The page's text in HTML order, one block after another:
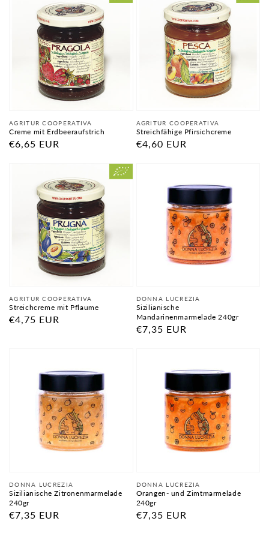
Anbieter:
AGRITUR COOPERATIVA
Creme mit Erdbeeraufstrich
Normaler
€6,65 EUR
Anbieter:
AGRITUR COOPERATIVA
Streichfähige Pfirsichcreme
Normaler
€4,60 EUR
Anbieter:
AGRITUR COOPERATIVA
Streichcreme mit Pflaume
Normaler
€4,75 EUR
Anbieter:
DONNA LUCREZIA
Sizilianische
Mandarinenmarmelade 240gr
Normaler
€7,35 EUR
Anbieter:
DONNA LUCREZIA
Sizilianische Zitronenmarmelade
240gr
Normaler
€7,35 EUR
Anbieter:
DONNA LUCREZIA
Orangen- und Zimtmarmelade
240gr
Normaler
€7,35 EUR